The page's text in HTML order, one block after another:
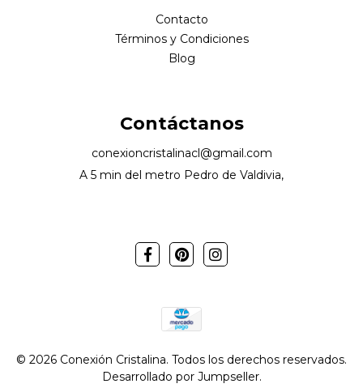
Contacto
Términos y Condiciones
Blog
Contáctanos
conexioncristalinacl@gmail.com
A 5 min del metro Pedro de Valdivia,
© 2026 Conexión Cristalina. Todos los derechos reservados.
Desarrollado por Jumpseller.